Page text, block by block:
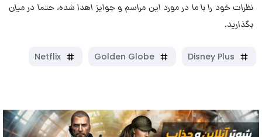
نظرات خود را با ما در مورد این مراسم و جوایز اهدا شده،‌ حتما در میان
بگذارید.
Disney Plus
Golden Globe
Netflix